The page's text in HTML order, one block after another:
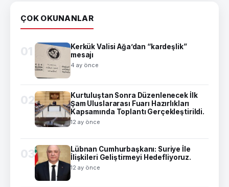
ÇOK OKUNANLAR
01
Kerkük Valisi Ağa’dan “kardeşlik”
mesajı
4 ay önce
02
Kurtuluştan Sonra Düzenlenecek İlk
Şam Uluslararası Fuarı Hazırlıkları
Kapsamında Toplantı Gerçekleştirildi.
12 ay önce
03
Lübnan Cumhurbaşkanı: Suriye İle
İlişkileri Geliştirmeyi Hedefliyoruz.
12 ay önce